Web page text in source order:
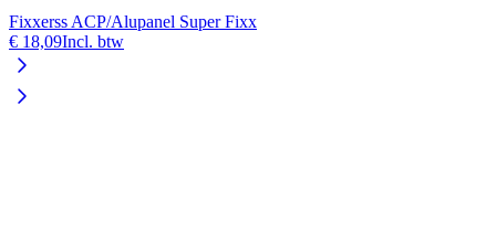
Fixxerss ACP/Alupanel Super Fixx
€ 18,09Incl. btw